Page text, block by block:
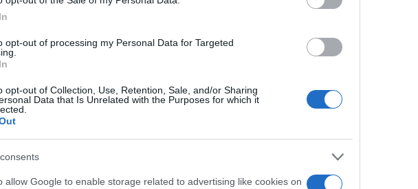
opt-out of processing my Personal Data for Targeted
opt-out of Collection, Use, Retention, Sale, and/or Sharing
Data that Is Unrelated with the Purposes for which it
allow Google to enable storage related to advertising like cookies on
Hill ci insegna che “le birre non devono
essere fredde”. Questo principio di
messaggi chiari e concisi tendono a
creiamo campagne pubblicitarie, è
sull’essenziale.I dati ci raccontano una
diretti spesso portano a un aumento
anche i contenuti, siano essi testi o video,